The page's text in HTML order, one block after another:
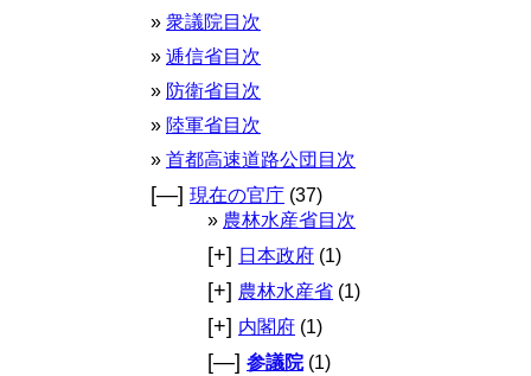
衆議院目次
逓信省目次
防衛省目次
陸軍省目次
首都高速道路公団目次
[—] 現在の官庁 (37)
農林水産省目次
[+] 日本政府 (1)
[+] 農林水産省 (1)
[+] 内閣府 (1)
[—] 参議院(1)